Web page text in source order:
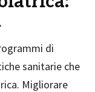
di
sanitarie che
Migliorare